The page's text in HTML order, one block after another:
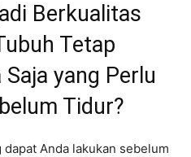
Berkualitas
Tetap
yang Perlu
Tidur?
Anda lakukan sebelum